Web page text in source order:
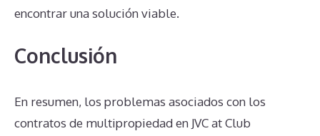
encontrar una solución viable.
Conclusión
En resumen, los problemas asociados con los
contratos de multipropiedad en JVC at Club